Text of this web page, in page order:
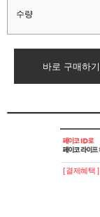
수량
바로 구매하기
[ 결제혜택 ]